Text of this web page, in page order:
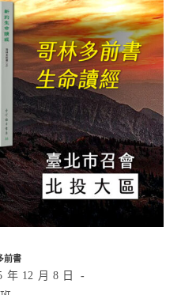
前書
年 12 月 8 日